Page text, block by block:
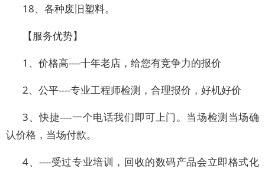
18、各种废旧塑料。
【服务优势】
1、价格高----十年老店，给您有竞争力的报价
2、公平----专业工程师检测，合理报价，好机好价
3、快捷----一个电话我们即可上门。当场检测当场确
认价格，当场付款。
4、----受过专业培训，回收的数码产品会立即格式化